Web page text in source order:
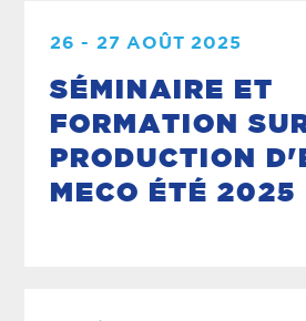
26 - 27 AOÛT 2025
SÉMINAIRE ET
FORMATION
PRODUCTION
MECO ÉTÉ 2025